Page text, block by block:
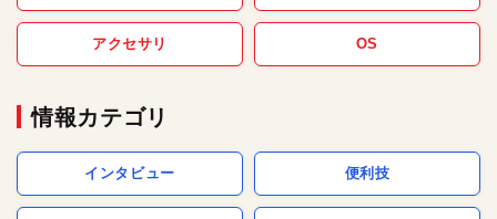
アクセサリ OS
情報カテゴリ
インタビュー 便利技